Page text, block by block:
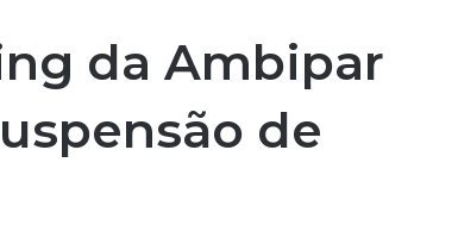
da Ambipar
de